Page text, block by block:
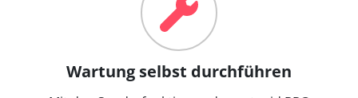
Wartung selbst durchführen